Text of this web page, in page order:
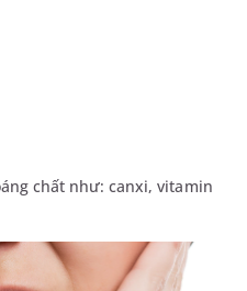
chất như: canxi, vitamin